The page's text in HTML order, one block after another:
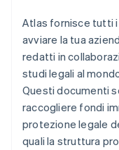
Atlas fornisce tutti i
avviare la tua
redatti in
studi legali al
Questi documenti
raccogliere fondi
protezione legale
quali la struttura